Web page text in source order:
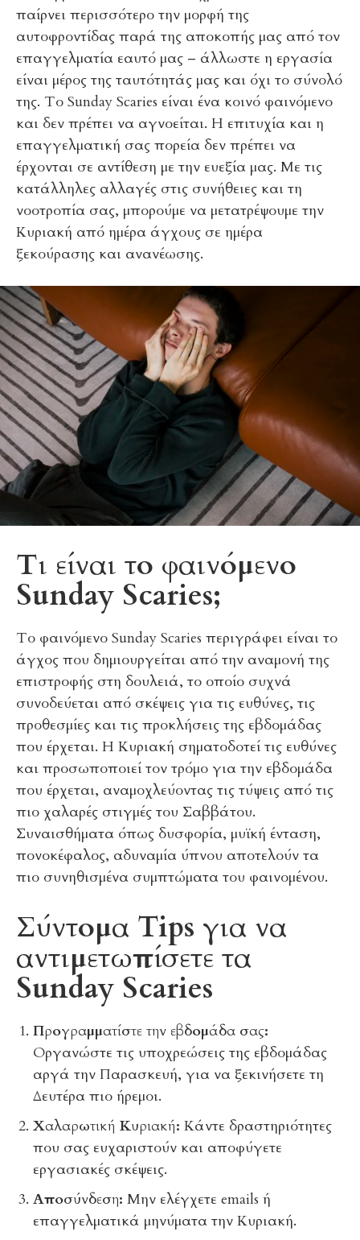
παίρνει περισσότερο την μορφή της
αυτοφροντίδας παρά της αποκοπής μας από τον
επαγγελματία εαυτό μας – άλλωστε η εργασία
είναι μέρος της ταυτότητάς μας και όχι το σύνολό
της. Το Sunday Scaries είναι ένα κοινό φαινόμενο
και δεν πρέπει να αγνοείται. Η επιτυχία και η
επαγγελματική σας πορεία δεν πρέπει να
έρχονται σε αντίθεση με την ευεξία μας. Με τις
κατάλληλες αλλαγές στις συνήθειες και τη
νοοτροπία σας, μπορούμε να μετατρέψουμε την
Κυριακή από ημέρα άγχους σε ημέρα
ξεκούρασης και ανανέωσης.
Τι είναι το φαινόμενο
Sunday Scaries;
Το φαινόμενο Sunday Scaries περιγράφει είναι το
άγχος που δημιουργείται από την αναμονή της
επιστροφής στη δουλειά, το οποίο συχνά
συνοδεύεται από σκέψεις για τις ευθύνες, τις
προθεσμίες και τις προκλήσεις της εβδομάδας
που έρχεται. Η Κυριακή σηματοδοτεί τις ευθύνες
και προσωποποιεί τον τρόμο για την εβδομάδα
που έρχεται, αναμοχλεύοντας τις τύψεις από τις
πιο χαλαρές στιγμές του Σαββάτου.
Συναισθήματα όπως δυσφορία, μυϊκή ένταση,
πονοκέφαλος, αδυναμία ύπνου αποτελούν τα
πιο συνηθισμένα συμπτώματα του φαινομένου.
Σύντομα Tips για να
αντιμετωπίσετε τα
Sunday Scaries
Προγραμματίστε την εβδομάδα σας:
Οργανώστε τις υποχρεώσεις της εβδομάδας
αργά την Παρασκευή, για να ξεκινήσετε τη
Δευτέρα πιο ήρεμοι.
Χαλαρωτική Κυριακή: Κάντε δραστηριότητες
που σας ευχαριστούν και αποφύγετε
εργασιακές σκέψεις.
Αποσύνδεση: Μην ελέγχετε emails ή
επαγγελματικά μηνύματα την Κυριακή.